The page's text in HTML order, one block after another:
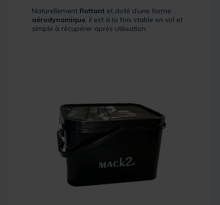
Naturellement flottant et doté d’une forme
aérodynamique, il est à la fois stable en vol et
simple à récupérer après utilisation.